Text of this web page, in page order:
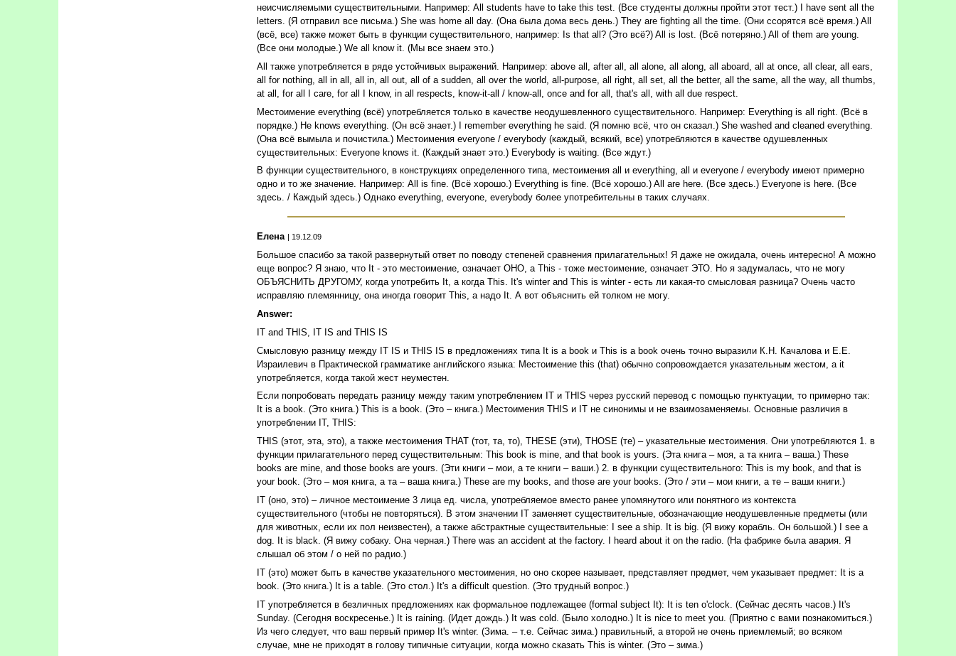
неисчисляемыми существительными. Например: All students have to take this test. (Все студенты должны пройти этот тест.) I have sent all the
letters. (Я отправил все письма.) She was home all day. (Она была дома весь день.) They are fighting all the time. (Они ссорятся всё время.) All
(всё, все) также может быть в функции существительного, например: Is that all? (Это всё?) All is lost. (Всё потеряно.) All of them are young.
(Все они молодые.) We all know it. (Мы все знаем это.)
All также употребляется в ряде устойчивых выражений. Например: above all, after all, all alone, all along, all aboard, all at once, all clear, all ears,
all for nothing, all in all, all in, all out, all of a sudden, all over the world, all-purpose, all right, all set, all the better, all the same, all the way, all thumbs,
at all, for all I care, for all I know, in all respects, know-it-all / know-all, once and for all, that's all, with all due respect.
Местоимение everything (всё) употребляется только в качестве неодушевленного существительного. Например: Everything is all right. (Всё в
порядке.) He knows everything. (Он всё знает.) I remember everything he said. (Я помню всё, что он сказал.) She washed and cleaned everything.
(Она всё вымыла и почистила.) Местоимения everyone / everybody (каждый, всякий, все) употребляются в качестве одушевленных
существительных: Everyone knows it. (Каждый знает это.) Everybody is waiting. (Все ждут.)
В функции существительного, в конструкциях определенного типа, местоимения all и everything, all и everyone / everybody имеют примерно
одно и то же значение. Например: All is fine. (Всё хорошо.) Everything is fine. (Всё хорошо.) All are here. (Все здесь.) Everyone is here. (Все
здесь. / Каждый здесь.) Однако everything, everyone, everybody более употребительны в таких случаях.
Елена | 19.12.09
Большое спасибо за такой развернутый ответ по поводу степеней сравнения прилагательных! Я даже не ожидала, очень интересно! А можно
еще вопрос? Я знаю, что It - это местоимение, означает ОНО, а This - тоже местоимение, означает ЭТО. Но я задумалась, что не могу
ОБЪЯСНИТЬ ДРУГОМУ, когда употребить It, а когда This. It's winter and This is winter - есть ли какая-то смысловая разница? Очень часто
исправляю племянницу, она иногда говорит This, а надо It. А вот объяснить ей толком не могу.
Answer:
IT and THIS, IT IS and THIS IS
Смысловую разницу между IT IS и THIS IS в предложениях типа It is a book и This is a book очень точно выразили К.Н. Качалова и Е.Е.
Израилевич в Практической грамматике английского языка: Местоимение this (that) обычно сопровождается указательным жестом, а it
употребляется, когда такой жест неуместен.
Если попробовать передать разницу между таким употреблением IT и THIS через русский перевод с помощью пунктуации, то примерно так:
It is a book. (Это книга.) This is a book. (Это – книга.) Местоимения THIS и IT не синонимы и не взаимозаменяемы. Основные различия в
употреблении IT, THIS:
THIS (этот, эта, это), а также местоимения THAT (тот, та, то), THESE (эти), THOSE (те) – указательные местоимения. Они употребляются 1. в
функции прилагательного перед существительным: This book is mine, and that book is yours. (Эта книга – моя, а та книга – ваша.) These
books are mine, and those books are yours. (Эти книги – мои, а те книги – ваши.) 2. в функции существительного: This is my book, and that is
your book. (Это – моя книга, а та – ваша книга.) These are my books, and those are your books. (Это / эти – мои книги, а те – ваши книги.)
IT (оно, это) – личное местоимение 3 лица ед. числа, употребляемое вместо ранее упомянутого или понятного из контекста
существительного (чтобы не повторяться). В этом значении IT заменяет существительные, обозначающие неодушевленные предметы (или
для животных, если их пол неизвестен), а также абстрактные существительные: I see a ship. It is big. (Я вижу корабль. Он большой.) I see a
dog. It is black. (Я вижу собаку. Она черная.) There was an accident at the factory. I heard about it on the radio. (На фабрике была авария. Я
слышал об этом / о ней по радио.)
IT (это) может быть в качестве указательного местоимения, но оно скорее называет, представляет предмет, чем указывает предмет: It is a
book. (Это книга.) It is a table. (Это стол.) It's a difficult question. (Это трудный вопрос.)
IT употребляется в безличных предложениях как формальное подлежащее (formal subject It): It is ten o'clock. (Сейчас десять часов.) It's
Sunday. (Сегодня воскресенье.) It is raining. (Идет дождь.) It was cold. (Было холодно.) It is nice to meet you. (Приятно с вами познакомиться.)
Из чего следует, что ваш первый пример It's winter. (Зима. – т.е. Сейчас зима.) правильный, а второй не очень приемлемый; во всяком
случае, мне не приходят в голову типичные ситуации, когда можно сказать This is winter. (Это – зима.)